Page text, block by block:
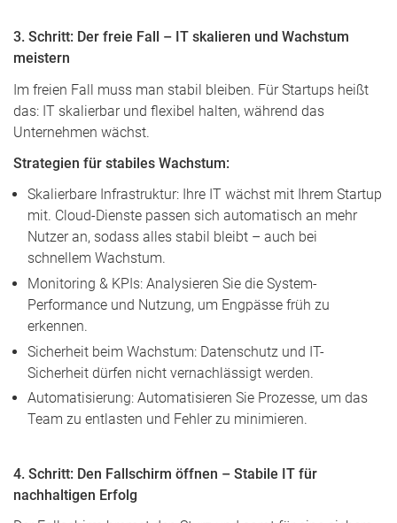
3. Schritt: Der freie Fall – IT skalieren und Wachstum
meistern
Im freien Fall muss man stabil bleiben. Für Startups heißt
das: IT skalierbar und flexibel halten, während das
Unternehmen wächst.
Strategien für stabiles Wachstum:
Skalierbare Infrastruktur: Ihre IT wächst mit Ihrem Startup
mit. Cloud-Dienste passen sich automatisch an mehr
Nutzer an, sodass alles stabil bleibt – auch bei
schnellem Wachstum.
Monitoring & KPIs: Analysieren Sie die System-
Performance und Nutzung, um Engpässe früh zu
erkennen.
Sicherheit beim Wachstum: Datenschutz und IT-
Sicherheit dürfen nicht vernachlässigt werden.
Automatisierung: Automatisieren Sie Prozesse, um das
Team zu entlasten und Fehler zu minimieren.
4. Schritt: Den Fallschirm öffnen – Stabile IT für
nachhaltigen Erfolg